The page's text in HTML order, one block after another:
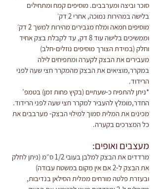
סוכר וביצה ומערבבים. מוסיפים קמח ומתחילים
בלישה במהירות נמוכה, אחרי 2 דק׳‬
‫מוסיפים חמאה ומלח מגבירים מהירות למשך 2 דק׳
וממשיכים בלישה עוד 8 דק, עד לקבלת בצק אחיד
וחלק (במידת הצורך מוסיפים נוזלים-חלב)‬
‫מעבירים את הבצק לקערה ומתפיחים לילה
במקרר,מוציאים את הבצק מהמקרר חצי שעה לפני
הרידוד.‬
‫*ניתן להתפיח כ-שעתיים (בקיץ פחות זמן) בטמפ’
החדר,מומלץ להעביר למקרר חצי שעה לפני הרידוד.‬
‫מכינים את המלית סמוך למילוי הבצק- מערבבים את
כל המצרכים בקערה.‬
‫מעצבים ואופים:
‫מרדדים את הבצק למלבן בעובי 1/2 ס״מ (ניתן לחלק
את הבצק ל-2 אם אין מקום במשטח עבודה)‬
‫ובעזרת פלטה מורחים ממלית הסילאן בנדיבות,